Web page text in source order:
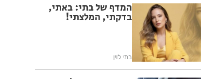
המדף של בתי: באתי,
בדקתי, המלצתי!
בתי לוין